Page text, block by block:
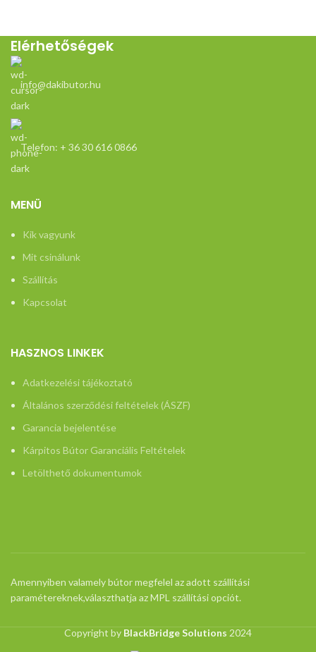
Elérhetőségek
info@dakibutor.hu
Telefon: + 36 30 616 0866
MENÜ
Kik vagyunk
Mit csinálunk
Szállítás
Kapcsolat
HASZNOS LINKEK
Adatkezelési tájékoztató
Általános szerződési feltételek (ÁSZF)
Garancia bejelentése
Kárpitos Bútor Garanciális Feltételek
Letölthető dokumentumok
Amennyiben valamely bútor megfelel az adott szállítási
paramétereknek,választhatja az MPL szállítási opciót.
Copyright by BlackBridge Solutions 2024